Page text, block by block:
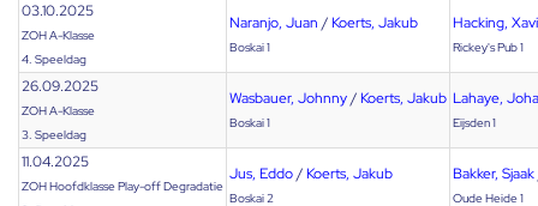
03.10.2025
ZOH A-Klasse
4. Speeldag
Naranjo, Juan / Koerts, Jakub
Boskai 1
Hacking,
Rickey's Pub 1
26.09.2025
ZOH A-Klasse
3. Speeldag
Wasbauer, Johnny/ Koerts, Jakub
Boskai 1
Lahaye,
Eijsden 1
11.04.2025
ZOH Hoofdklasse Play-off Degradatie
Jus, Eddo/ Koerts, Jakub
Boskai 2
Bakker, Sjaak
Oude Heide 1